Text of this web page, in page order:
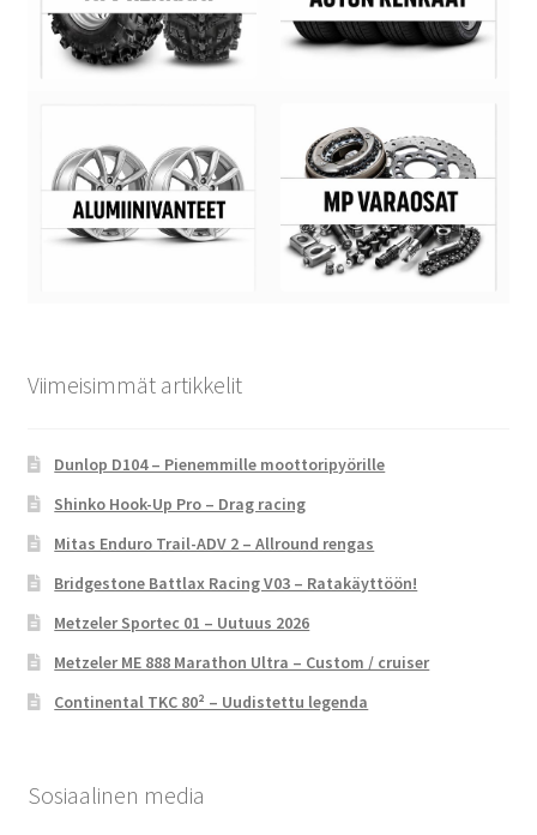
Viimeisimmät artikkelit
Dunlop D104 – Pienemmille moottoripyörille
Shinko Hook-Up Pro – Drag racing
Mitas Enduro Trail-ADV 2 – Allround rengas
Bridgestone Battlax Racing V03 – Ratakäyttöön!
Metzeler Sportec 01 – Uutuus 2026
Metzeler ME 888 Marathon Ultra – Custom / cruiser
Continental TKC 80² – Uudistettu legenda
Sosiaalinen media